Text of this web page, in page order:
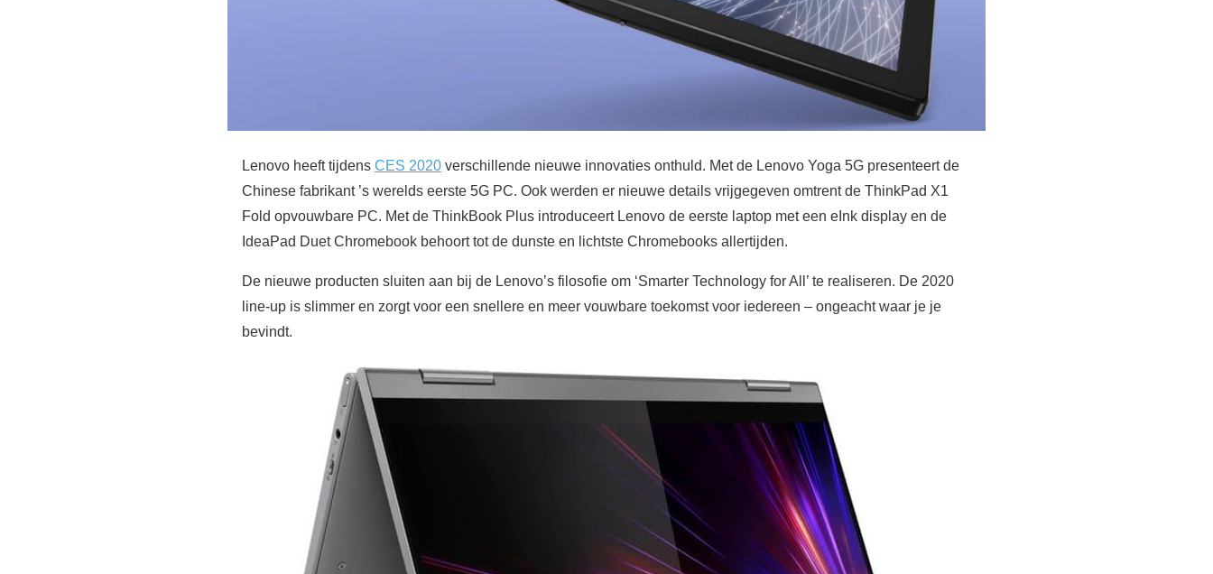
Lenovo heeft tijdens CES 2020 verschillende nieuwe innovaties onthuld. Met de Lenovo Yoga 5G presenteert de
Chinese fabrikant ’s werelds eerste 5G PC. Ook werden er nieuwe details vrijgegeven omtrent de ThinkPad X1
Fold opvouwbare PC. Met de ThinkBook Plus introduceert Lenovo de eerste laptop met een eInk display en de
IdeaPad Duet Chromebook behoort tot de dunste en lichtste Chromebooks allertijden.
De nieuwe producten sluiten aan bij de Lenovo’s filosofie om ‘Smarter Technology for All’ te realiseren. De 2020
line-up is slimmer en zorgt voor een snellere en meer vouwbare toekomst voor iedereen – ongeacht waar je je
bevindt.